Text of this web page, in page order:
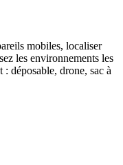
mobiles, localiser
les environnements les
: déposable, drone, sac à